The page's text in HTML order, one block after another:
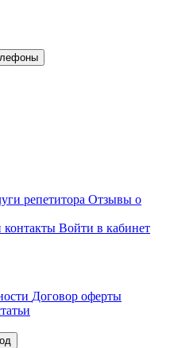
репетитора Отзывы о
Войти в кабинет
Договор оферты